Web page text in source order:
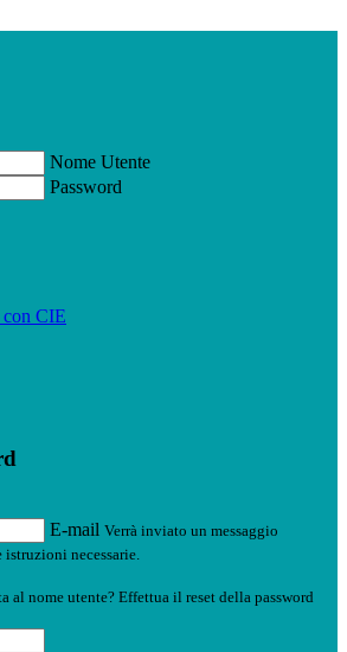
Nome Utente
Password
con CIE
E-mail Verrà inviato un messaggio
necessarie.
al nome utente? Effettua il reset della password